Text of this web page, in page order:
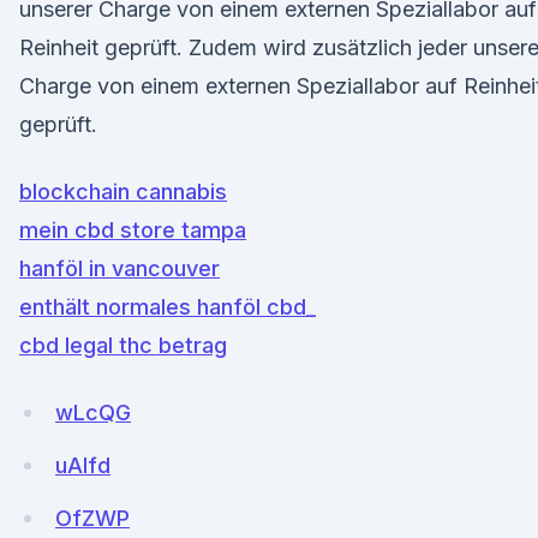
unserer Charge von einem externen Speziallabor auf
Reinheit geprüft. Zudem wird zusätzlich jeder
Charge von einem externen Speziallabor auf
geprüft.
blockchain cannabis
mein cbd store tampa
hanföl in vancouver
enthält normales hanföl cbd_
cbd legal thc betrag
wLcQG
uAlfd
OfZWP